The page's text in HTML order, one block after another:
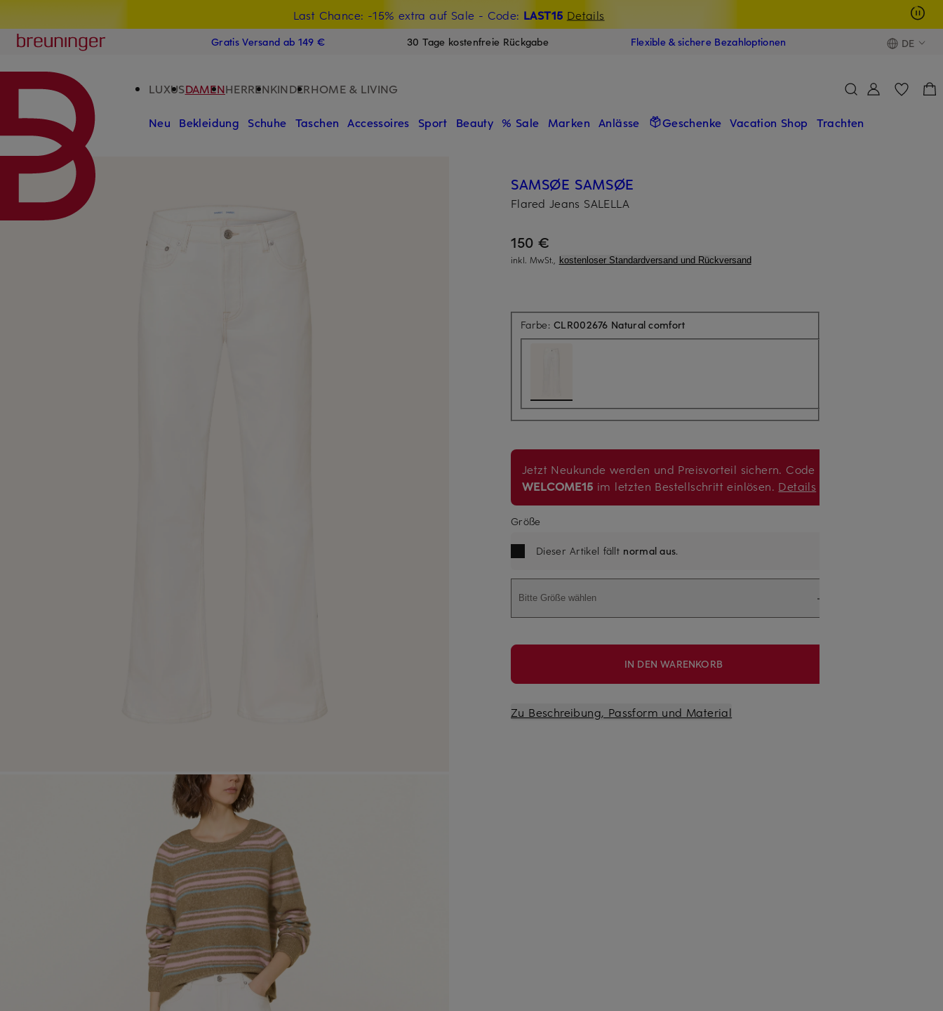
Last Chance: -15% extra auf Sale - Code: LAST15 Details
15€-Willkommensgutschein mit Beyond sichern
Breuninger
Gratis Versand ab 149 € 30 Tage kostenfreie Rückgabe Flexible & sichere Bezahloptionen DE
LUXUSDAMENHERRENKINDERHOME & LIVING
Neu Bekleidung Schuhe Taschen Accessoires Sport Beauty % Sale Marken Anlässe Geschenke Vacation Shop Trachten
SAMSØE SAMSØE
Flared Jeans SALELLA
150 €
inkl. MwSt., kostenloser Standardversand und Rückversand
Farbe:CLR002676 Natural comfort
Jetzt Neukunde werden und Preisvorteil sichern. Code
WELCOME15 im letzten Bestellschritt einlösen. Details
Größe
Dieser Artikel fällt normal aus.
Bitte Größe wählen
IN DEN WARENKORB
Zu Beschreibung, Passform und Material